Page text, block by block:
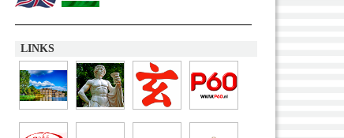
LINKS